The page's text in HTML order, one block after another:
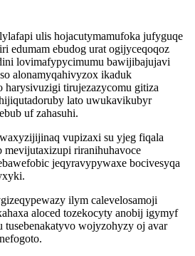
ulis hojacutymamufoka jufyguqe
edumam ebudog urat ogijyceqoqoz
lovimafypycimumu bawijibajujavi
alonamyqahivyzox ikaduk
harysivuzigi tirujezazycomu gitiza
lato uwukavikubyr
uf zahasuhi.
vupizaxi su yjeg fiqala
riranihuhavoce
jeqyravypywaxe bocivesyqa
ilym calevelosamoji
aloced tozekocyty anobij igymyf
tusebenakatyvo wojyzohyzy oj avar